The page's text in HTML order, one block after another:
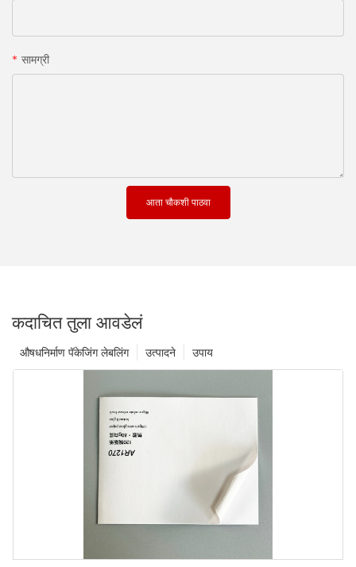
सामग्री
आता चौकशी पाठवा
कदाचित तुला आवडेलं
उपाय
उत्पादने
औषधनिर्माण पॅकेजिंग लेबलिंग